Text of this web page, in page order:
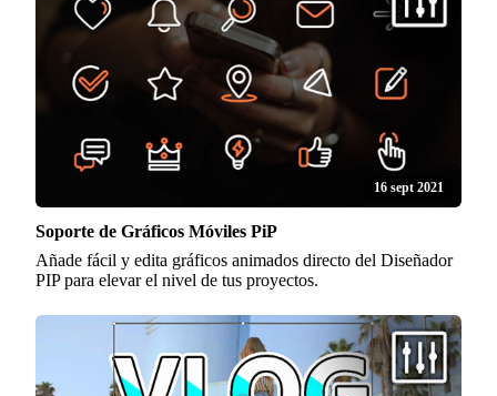
16 sept 2021
Soporte de Gráficos Móviles PiP
Añade fácil y edita gráficos animados directo del Diseñador
PIP para elevar el nivel de tus proyectos.